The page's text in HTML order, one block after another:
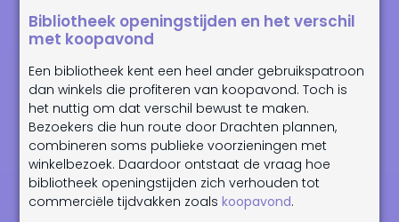
Bibliotheek openingstijden en het verschil
met koopavond
Een bibliotheek kent een heel ander gebruikspatroon
dan winkels die profiteren van koopavond. Toch is
het nuttig om dat verschil bewust te maken.
Bezoekers die hun route door Drachten plannen,
combineren soms publieke voorzieningen met
winkelbezoek. Daardoor ontstaat de vraag hoe
bibliotheek openingstijden zich verhouden tot
commerciële tijdvakken zoalskoopavond.